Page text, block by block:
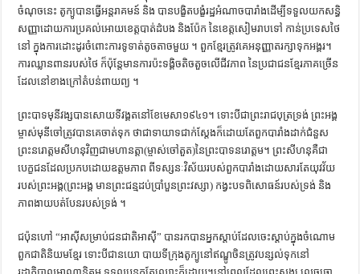
ចំណុចនេះ តូក្យូបានធ្វើអន្តរាគមន៍ និង បានបង្ខិតបង្ខំរដ្ឋអំណាចបារាំងដើម្បីទទួលយកសន្ធិ
សញ្ញាដោយការប្រគល់អោយខេត្តបាត់ដំបង និងប៉ែក នៃខេត្តសៀមរាបទៅ កាន់ប្រទេសថៃ
នៅ ក្នុងការដោះដូរចំពោះការទូទាត់តូចតាចមួយ ។ ពួកខ្មែរត្រូវគេអនុញ្ញាតរក្សាទុកអង្គរ។
ការឈ្លានពានរបស់ថៃ ក៏ប៉ុន្តែមានការប៉ះទង្គិចតិចតួចលើជីវភាព នៃប្រជាជនខ្មែរភាគច្រើន
ដែលនៅខាងក្រៅតំបន់ពាយព្យ ។
ព្រះបាទមុនីវង្សបានសោយទីវង្គតនៅខែមេសា១៩៤១។ ទោះបីជាព្រះរាជបុត្រទ្រង់ ព្រះអង្គ
ម្ចាស់មុនីចៅត្រូវបានគេចាត់ទុក ថាជាទាយាទជាក់ស្ដែងក៏ដោយតែពួកបារាំងដាក់ជំនួស
ព្រះនរោត្តមសីហនុវិញជាមហានត្តា(ម្ចាស់ចៅតួត)នៃព្រះបាទនរោត្តម។ ព្រះសីហនុគឺជា
បេក្ខជនដែលប្រកបដោយឧត្តមភាព ពីទស្សនៈវិស័យរបស់ពួកបារាំងដោយសារតែយុវវ័យ
របស់ព្រះអង្គ(ព្រះអង្គ មានព្រះជន្មដប់ប្រាំបួនព្រះវស្សា) កង្វះបទពិសោធន៍របស់ទ្រង់ និង
ភាពងាយបត់បែនរបស់ទ្រង់ ។
ជប៉ុនហៅ “អាស៊ីសម្រាប់ជនជាតិអាស៊ី” បានរកបានអ្នកស្ដាប់ដែលចេះស្ដាប់ក្នុងចំណោម
ពួកជាតិនិយមខ្មែរ ទោះបីជានយោ បាយទីក្រុងតូក្យូនៅឥណ្ឌូចិនត្រូវបន្សល់ទុកនៅ